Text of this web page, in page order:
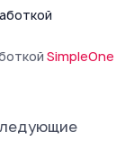
SimpleOne